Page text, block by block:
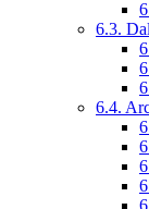
6.3.
6.4.